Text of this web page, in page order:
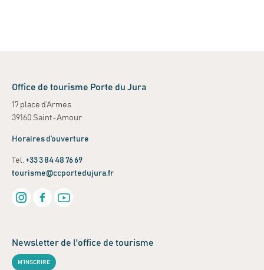
Office de tourisme Porte du Jura
17 place d’Armes
39160 Saint-Amour
Horaires d’ouverture
Tel. +33 3 84 48 76 69
tourisme@ccportedujura.fr
Newsletter de l'office de tourisme
M'INSCRIRE